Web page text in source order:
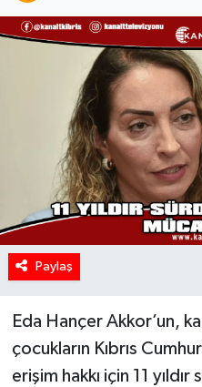
Paylaş
Eda Hançer Akkor’un,
çocukların Kıbrıs
erişim hakkı için 11